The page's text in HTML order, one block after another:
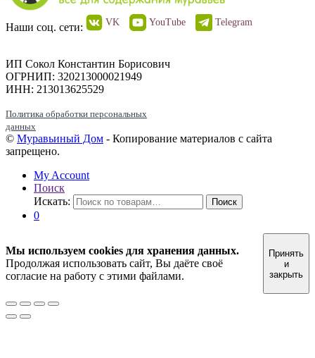
Наши соц. сети: VK YouTube Telegram
ИП Сокол Константин Борисович
ОГРНИП: 320213000021949
ИНН: 213013625529
Политика обработки персональных
данных
© Муравьиный Дом - Копирование материалов с сайта
запрещено.
My Account
Поиск
Искать:
Поиск
0
Мы используем cookies для хранения данных.
Продолжая использовать сайт, Вы даёте своё
согласие на работу с этими файлами.
Принять
и
закрыть